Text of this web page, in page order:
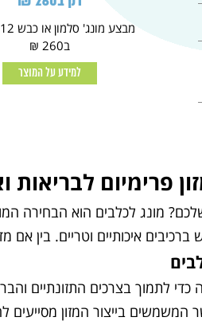
ב260 ₪
למידע על המוצר
פרימיום לבריאות
ברכיבים איכותיים וטריים. בין
כדי לתמוך בצרכים התזונתיים
המשמשים בייצור המזון מסייעים